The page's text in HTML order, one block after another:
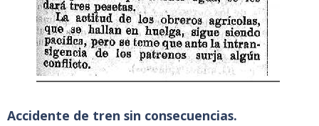
Accidente de tren sin consecuencias.